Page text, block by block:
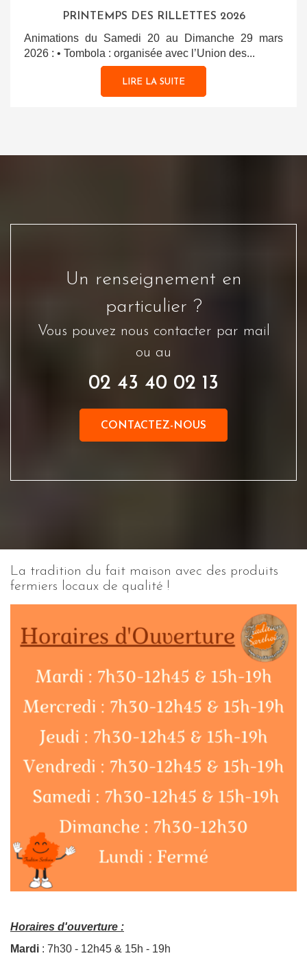
PRINTEMPS DES RILLETTES 2026
Animations du Samedi 20 au Dimanche 29 mars
2026 : • Tombola : organisée avec l’Union des...
LIRE LA SUITE
Un renseignement en
particulier ?
Vous pouvez nous contacter par mail
ou au
02 43 40 02 13
CONTACTEZ-NOUS
La tradition du fait maison avec des produits
fermiers locaux de qualité !
Horaires d'ouverture :
Mardi : 7h30 - 12h45 & 15h - 19h